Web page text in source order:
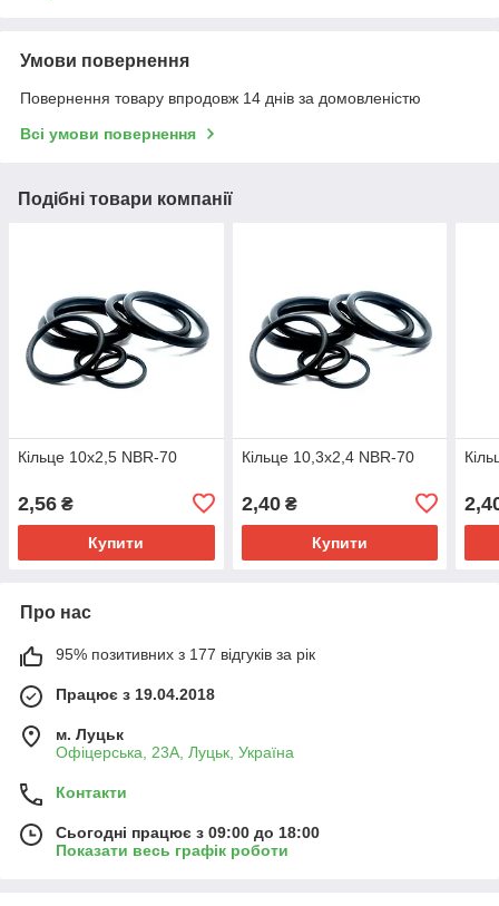
Умови повернення
Повернення товару впродовж 14 днів за домовленістю
Всі умови повернення
Подібні товари компанії
Кільце 10х2,5 NBR-70
2,56 ₴
Купити
Кільце 10,3х2,4 NBR-70
2,40₴
Купити
Про нас
95% позитивних з 177 відгуків за рік
Працює з 19.04.2018
м. Луцьк
Офіцерська, 23А, Луцьк, Україна
Контакти
Сьогодні працює з 09:00 до 18:00
Показати весь графік роботи